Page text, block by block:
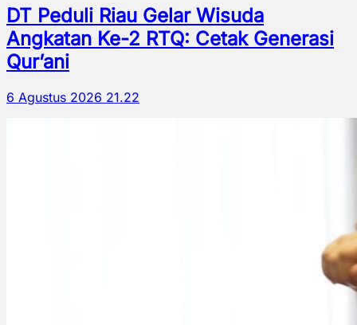
DT Peduli Riau Gelar Wisuda
Angkatan Ke-2 RTQ: Cetak Generasi
Qur’ani
6 Agustus 2026 21.22